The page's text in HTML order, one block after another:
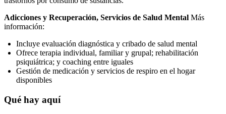
Adicciones y Recuperación, Servicios de Salud Mental Más
información:
Incluye evaluación diagnóstica y cribado de salud mental
Ofrece terapia individual, familiar y grupal; rehabilitación
psiquiátrica; y coaching entre iguales
Gestión de medicación y servicios de respiro en el hogar
disponibles
Qué hay aquí